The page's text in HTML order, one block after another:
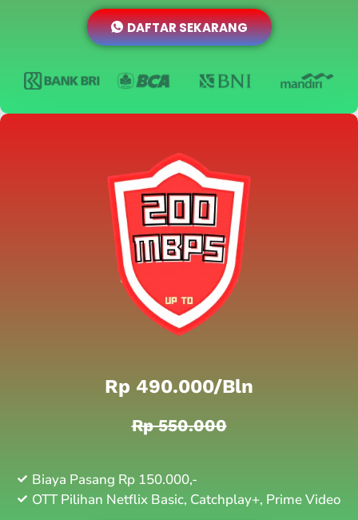
DAFTAR SEKARANG
Rp 490.000/bln
Rp 550.000
Biaya Pasang Rp 150.000,-
OTT Pilihan Netflix Basic, Catchplay+, Prime Video